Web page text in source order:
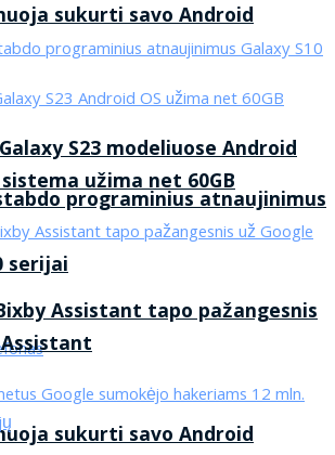
programinius atnaujinimus
serijai
sukurti savo Android
sukurti savo Android
S23 modeliuose Android
užima net 60GB
Assistant tapo pažangesnis